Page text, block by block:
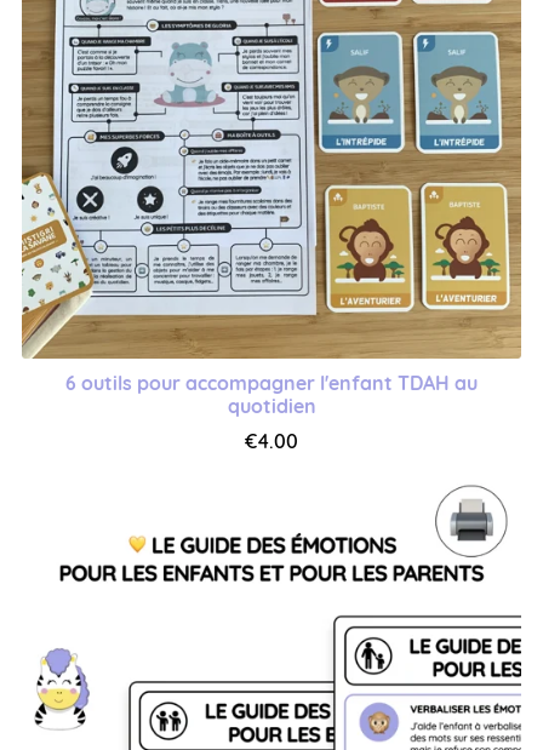
6 outils pour accompagner l'enfant TDAH au
quotidien
€4.00